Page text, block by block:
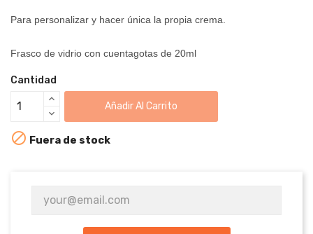
Para personalizar y hacer única la propia crema.
Frasco de vidrio con cuentagotas de 20ml
Cantidad
Añadir Al Carrito
 Fuera de stock